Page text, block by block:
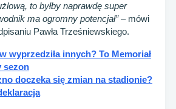
to byłby naprawdę super
ma ogromny potencjał”– mówi
Pawła Trześniewskiego.
wyprzedziła innych? To Memoriał
sezon
doczeka się zmian na stadionie?